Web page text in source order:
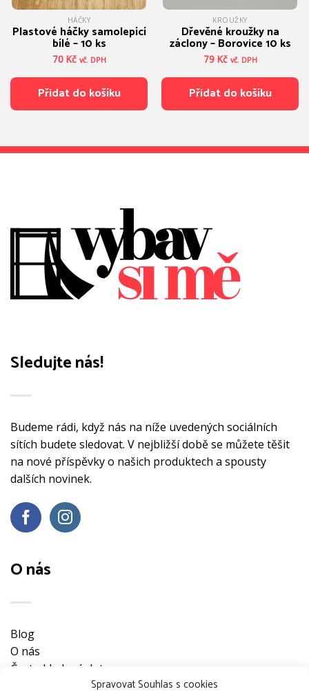
Spravovat Souhlas s cookies
HÁČKY
Plastové háčky samolepící
bílé – 10 ks
70 Kč vč. DPH
Přidat do košíku
KROUŽKY
Dřevěné kroužky na
záclony – Borovice 10 ks
79 Kč vč. DPH
Přidat do košíku
Sledujte nás!
Budeme rádi, když nás na níže uvedených sociálních
sítích budete sledovat. V nejbližší době se můžete těšit
na nové příspěvky o našich produktech a spousty
dalších novinek.
O nás
Blog
O nás
Často kladené dotazy